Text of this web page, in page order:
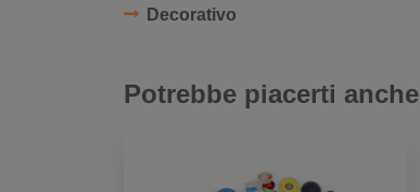
Decorativo
Potrebbe piacerti anche